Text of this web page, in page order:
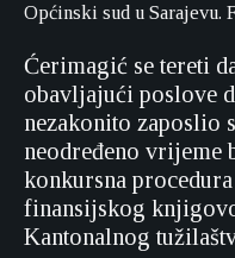
Općinski sud u Sarajevu.
Ćerimagić se tereti
obavljajući poslove
nezakonito zaposlio
neodređeno vrijeme
konkursna
finansijskog
Kantonalnog